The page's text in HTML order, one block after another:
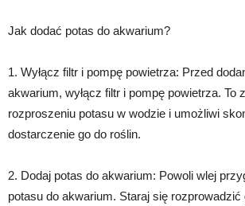
Jak dodać potas do akwarium?
1. Wyłącz filtr i pompę powietrza: Przed
akwarium, wyłącz filtr i pompę powietrza. To
rozproszeniu potasu w wodzie i umożliwi
dostarczenie go do roślin.
2. Dodaj potas do akwarium: Powoli wlej
potasu do akwarium. Staraj się rozprowadzić